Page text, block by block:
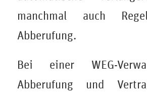
manchmal auch
Abberufung.
Bei einer WEG-
Abberufung und